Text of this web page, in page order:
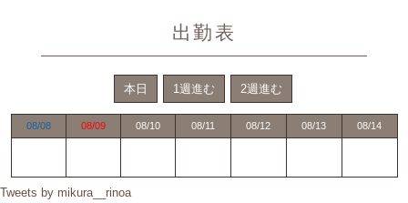
出勤表
本日 1週進む 2週進む
08/08 08/09 08/10 08/11 08/12 08/13 08/14
Tweets by mikura__rinoa